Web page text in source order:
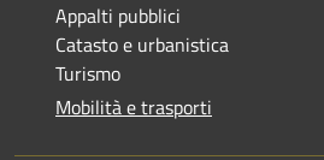
Appalti pubblici
Catasto e urbanistica
Turismo
Mobilità e trasporti